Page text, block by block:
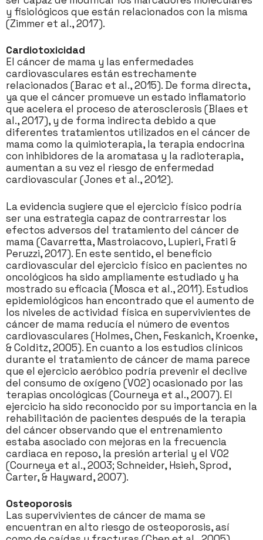
y fisiológicos que están relacionados con la misma
(Zimmer et al., 2017).
Cardiotoxicidad
El cáncer de mama y las enfermedades
cardiovasculares están estrechamente
relacionados (Barac et al., 2015). De forma directa,
ya que el cáncer promueve un estado inflamatorio
que acelera el proceso de aterosclerosis (Blaes et
al., 2017), y de forma indirecta debido a que
diferentes tratamientos utilizados en el cáncer de
mama como la quimioterapia, la terapia endocrina
con inhibidores de la aromatasa y la radioterapia,
aumentan a su vez el riesgo de enfermedad
cardiovascular (Jones et al., 2012).
La evidencia sugiere que el ejercicio físico podría
ser una estrategia capaz de contrarrestar los
efectos adversos del tratamiento del cáncer de
mama (Cavarretta, Mastroiacovo, Lupieri, Frati &
Peruzzi, 2017). En este sentido, el beneficio
cardiovascular del ejercicio físico en pacientes no
oncológicos ha sido ampliamente estudiado y ha
mostrado su eficacia (Mosca et al., 2011). Estudios
epidemiológicos han encontrado que el aumento de
los niveles de actividad física en supervivientes de
cáncer de mama reducía el número de eventos
cardiovasculares (Holmes, Chen, Feskanich, Kroenke,
& Colditz, 2005). En cuanto a los estudios clínicos
durante el tratamiento de cáncer de mama parece
que el ejercicio aeróbico podría prevenir el declive
del consumo de oxígeno (VO2) ocasionado por las
terapias oncológicas (Courneya et al., 2007). El
ejercicio ha sido reconocido por su importancia en la
rehabilitación de pacientes después de la terapia
del cáncer observando que el entrenamiento
estaba asociado con mejoras en la frecuencia
cardiaca en reposo, la presión arterial y el VO2
(Courneya et al., 2003; Schneider, Hsieh, Sprod,
Carter, & Hayward, 2007).
Osteoporosis
Las supervivientes de cáncer de mama se
encuentran en alto riesgo de osteoporosis, así